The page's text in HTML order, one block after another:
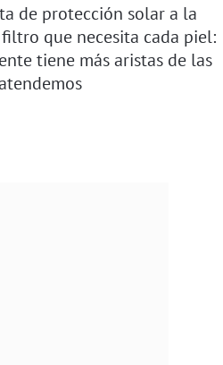
de protección solar a la
que necesita cada piel:
tiene más aristas de las